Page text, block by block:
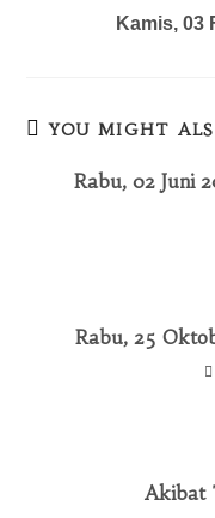
Kamis, 03
YOU MIGHT
Rabu, 02 Juni
Rabu, 25
Akibat